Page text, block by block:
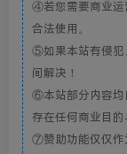
④若您需要商业运
合法使用。
⑤如果本站有侵犯
间解决！
⑥本站部分内容均
存在任何商业目
⑦赞助功能仅仅作